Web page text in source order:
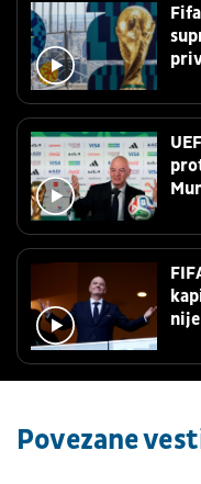
Povezane